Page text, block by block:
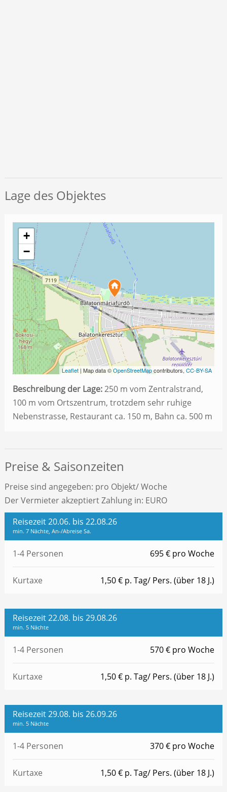
Lage des Objektes
+
−
Leaflet | Map data ©OpenStreetMapcontributors,CC-BY-SA
Beschreibung der Lage:250 m vom Zentralstrand,
100 m vom Ortszentrum, trotzdem sehr ruhige
Nebenstrasse, Restaurant ca. 150 m, Bahn ca. 500 m
Preise & Saisonzeiten
Preise sind angegeben: pro Objekt/ Woche
Der Vermieter akzeptiert Zahlung in: EURO
Reisezeit 20.06. bis 22.08.26
min. 7 Nächte, An-/Abreise Sa.
1-4 Personen 695 € pro Woche
Kurtaxe 1,50 € p. Tag/ Pers. (über 18 J.)
Reisezeit 22.08. bis 29.08.26
min. 5 Nächte
1-4 Personen 570 € pro Woche
Kurtaxe 1,50 € p. Tag/ Pers. (über 18 J.)
Reisezeit 29.08. bis 26.09.26
min. 5 Nächte
1-4 Personen 370 € pro Woche
Kurtaxe 1,50 € p. Tag/ Pers. (über 18 J.)